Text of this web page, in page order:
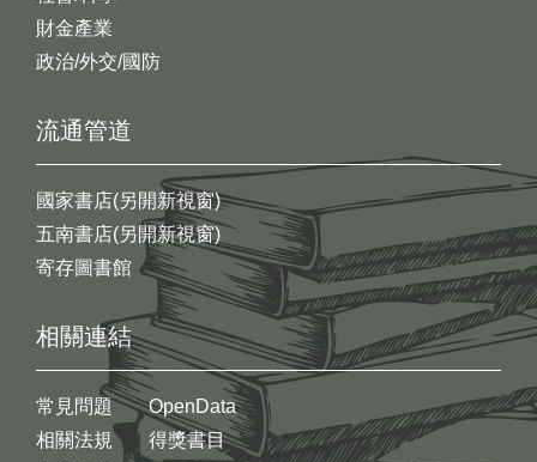
財金產業
政治/外交/國防
流通管道
國家書店(另開新視窗)
五南書店(另開新視窗)
寄存圖書館
相關連結
常見問題
相關法規
OpenData
得獎書目